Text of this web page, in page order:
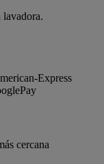
cercana